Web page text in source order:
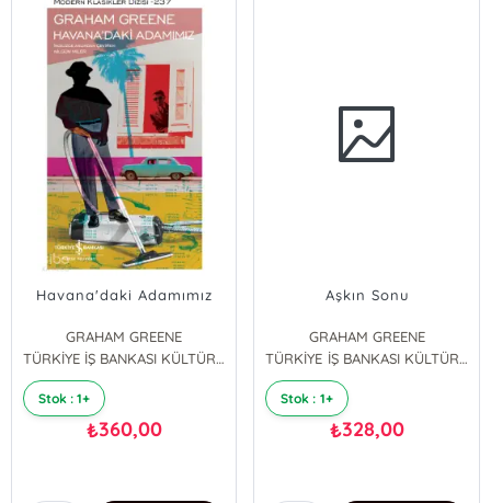
Havana'daki Adamımız
GRAHAM GREENE
TÜRKİYE İŞ BANKASI KÜLTÜR YAYINLARI
Stok : 1+
₺360,00
Aşkın Sonu
GRAHAM GREENE
TÜRKİYE İŞ BANKASI KÜLTÜR YAYINLARI
Stok : 1+
₺328,00